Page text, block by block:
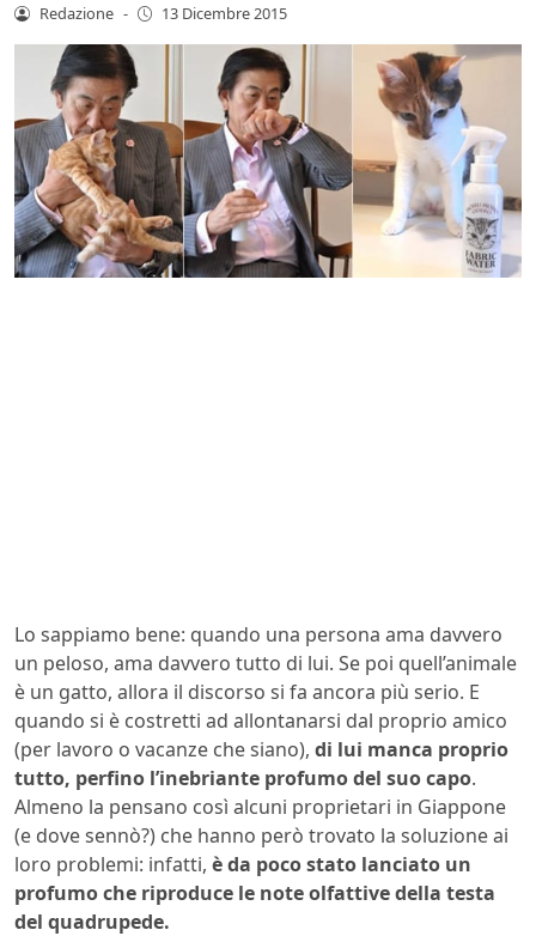
Redazione - 13 Dicembre 2015
Lo sappiamo bene: quando una persona ama davvero
un peloso, ama davvero tutto di lui. Se poi quell’animale
è un gatto, allora il discorso si fa ancora più serio. E
quando si è costretti ad allontanarsi dal proprio amico
(per lavoro o vacanze che siano), di lui manca proprio
tutto, perfino l’inebriante profumo del suo capo.
Almeno la pensano così alcuni proprietari in Giappone
(e dove sennò?) che hanno però trovato la soluzione ai
loro problemi: infatti, è da poco stato lanciato un
profumo che riproduce le note olfattive della testa
del quadrupede.